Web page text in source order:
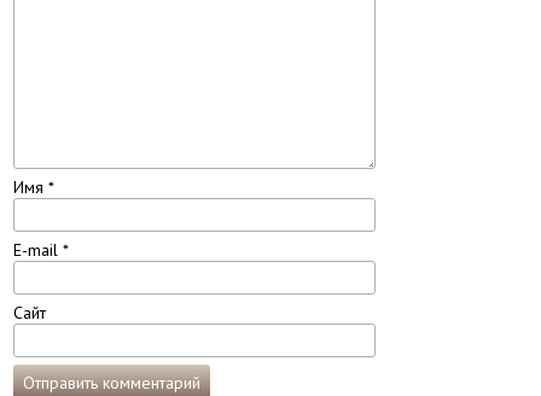
Имя *
E-mail *
Сайт